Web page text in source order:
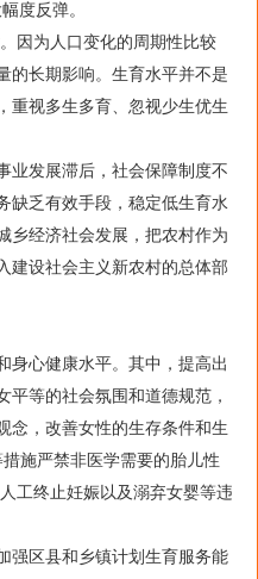
度反弹。
因为人口变化的周期性比较
的长期影响。生育水平并不是
重视多生多育、忽视少生优生
发展滞后，社会保障制度不
缺乏有效手段，稳定低生育水
乡经济社会发展，把农村作为
建设社会主义新农村的总体部
心健康水平。其中，提高出
等的社会氛围和道德规范，
念，改善女性的生存条件和生
施严禁非医学需要的胎儿性
工终止妊娠以及溺弃女婴等违
区县和乡镇计划生育服务能